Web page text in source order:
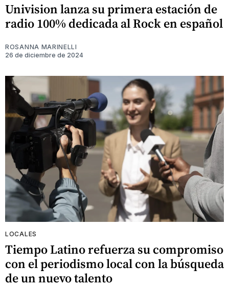
Univision lanza su primera estación de
radio 100% dedicada al Rock en español
ROSANNA MARINELLI
26 de diciembre de 2024
LOCALES
Tiempo Latino refuerza su compromiso
con el periodismo local con la búsqueda
de un nuevo talento